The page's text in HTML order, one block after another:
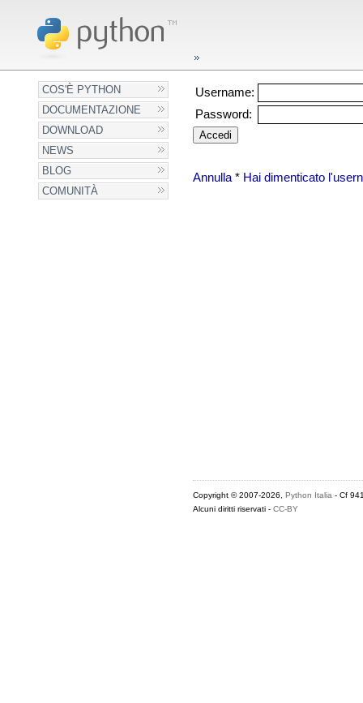
COS'È PYTHON
DOCUMENTAZIONE
DOWNLOAD
NEWS
BLOG
COMUNITÀ
Username:
Password:
Annulla* Hai dimenticato
Copyright © 2007-2026, Python Italia - Cf
Alcuni diritti riservati - CC-BY